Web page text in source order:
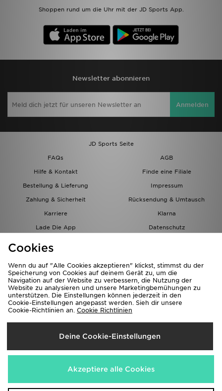
Shoppen rund um die Uhr mit der JD Sports App.
Newsletter abonnieren
Anmelden
JD Sports Seite
FAQs
AGB
Hilfe & Kontakt
Finde eine Filiale
Bestellung & Lieferung
Impressum
Zahlung & Sicherheit
Rücksendung & Umtausch
Karriere
Klarna
Lade Die App
Datenschutz
Lieferung Nach
Österreich
Wir akzeptieren folgende Zahlungsmethoden
Geschenkkarte
Mein JD
Meine Nachrichten
Bestellverfolgung
Cookies
Wenn du auf "Alle Cookies akzeptieren" klickst, stimmst du der
Speicherung von Cookies auf deinem Gerät zu, um die
Navigation auf der Website zu verbessern, die Nutzung der
Website zu analysieren und unsere Marketingbemühungen zu
unterstützen. Die Einstellungen können jederzeit in den
Cookie-Einstellungen angepasst werden. Sieh dir unsere
Cookie-Richtlinien an. Cookie Richtlinien
Deine Cookie-Einstellungen
Akzeptiere alle Cookies